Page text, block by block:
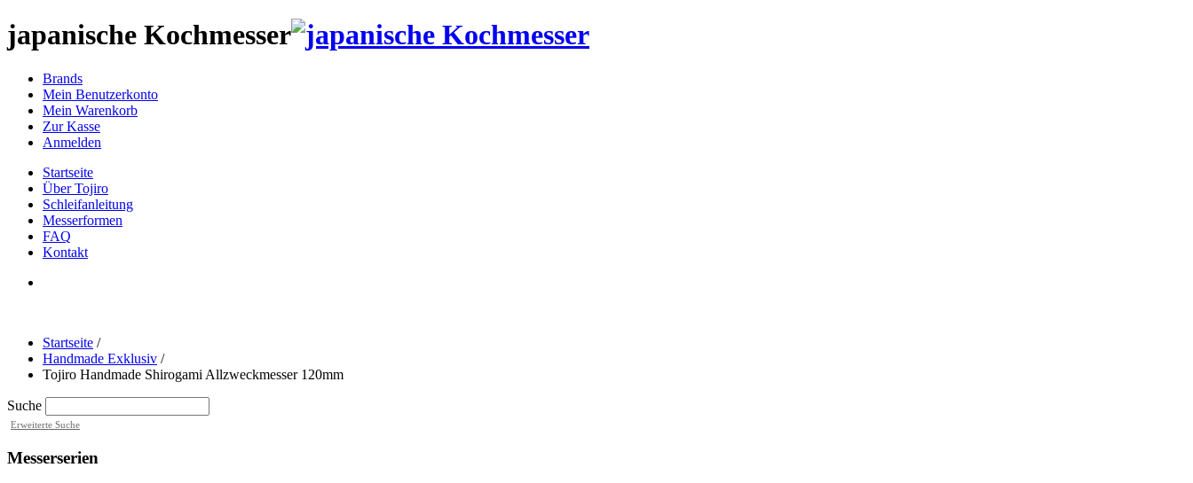
japanische Kochmesser
Brands
Mein Benutzerkonto
Mein Warenkorb
Zur Kasse
Anmelden
Startseite
Über Tojiro
Schleifanleitung
Messerformen
FAQ
Kontakt
Startseite /
Handmade Exklusiv /
Tojiro Handmade Shirogami Allzweckmesser 120mm
Suche
Erweiterte Suche
Messerserien